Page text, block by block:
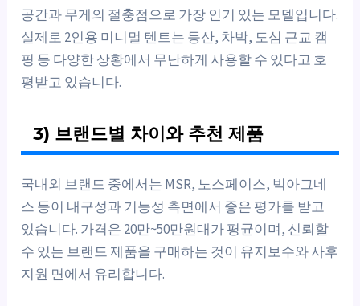
공간과 무게의 절충점으로 가장 인기 있는 모델입니다.
실제로 2인용 미니멀 텐트는 등산, 차박, 도심 근교 캠
핑 등 다양한 상황에서 무난하게 사용할 수 있다고 호
평받고 있습니다.
3) 브랜드별 차이와 추천 제품
국내외 브랜드 중에서는 MSR, 노스페이스, 빅아그네
스 등이 내구성과 기능성 측면에서 좋은 평가를 받고
있습니다. 가격은 20만~50만원대가 평균이며, 신뢰할
수 있는 브랜드 제품을 구매하는 것이 유지보수와 사후
지원 면에서 유리합니다.